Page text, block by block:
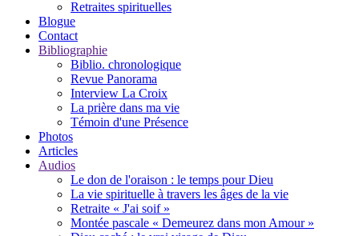
Retraites spirituelles
Blogue
Contact
Bibliographie
Biblio. chronologique
Revue Panorama
Interview La Croix
La prière dans ma vie
Témoin d'une Présence
Photos
Articles
Audios
Le don de l'oraison : le temps pour Dieu
La vie spirituelle à travers les âges de la vie
Retraite « J'ai soif »
Montée pascale « Demeurez dans mon Amour »